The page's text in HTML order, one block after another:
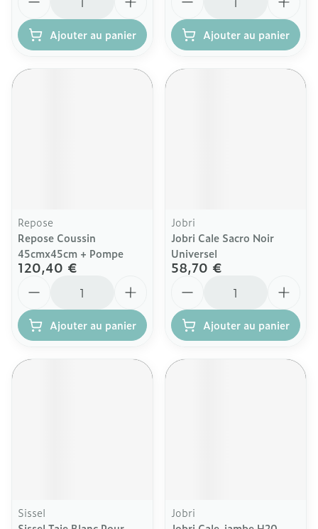
Ajouter au panier Ajouter au panier
Repose
Repose Coussin
45cmx45cm + Pompe
120,40 €
Ajouter au panier
Jobri
Jobri Cale Sacro Noir
Universel
58,70 €
Ajouter au panier
Sissel
Jobri